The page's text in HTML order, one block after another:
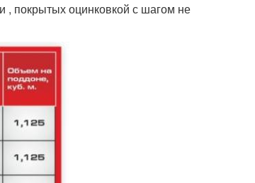
, покрытых оцинковкой с шагом не